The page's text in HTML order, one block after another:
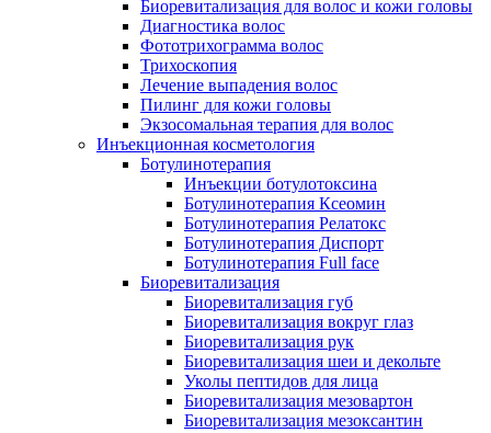
Биоревитализация для волос и кожи головы
Диагностика волос
Фототрихограмма волос
Трихоскопия
Лечение выпадения волос
Пилинг для кожи головы
Экзосомальная терапия для волос
Инъекционная косметология
Ботулинотерапия
Инъекции ботулотоксина
Ботулинотерапия Ксеомин
Ботулинотерапия Релатокс
Ботулинотерапия Диспорт
Ботулинотерапия Full face
Биоревитализация
Биоревитализация губ
Биоревитализация вокруг глаз
Биоревитализация рук
Биоревитализация шеи и декольте
Уколы пептидов для лица
Биоревитализация мезовартон
Биоревитализация мезоксантин